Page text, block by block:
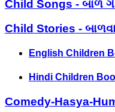
Child Songs - બાળ
Child Stories -
English Children
Hindi Children
Comedy-Hasya-